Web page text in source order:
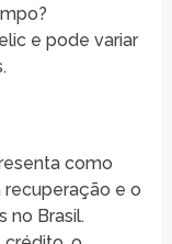
e pode variar
como
e o
no Brasil.